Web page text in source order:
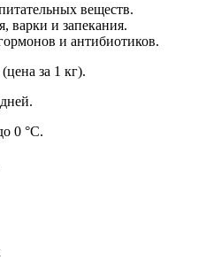
веществ.
варки и запекания.
и антибиотиков.
за 1 кг).
0 °C.